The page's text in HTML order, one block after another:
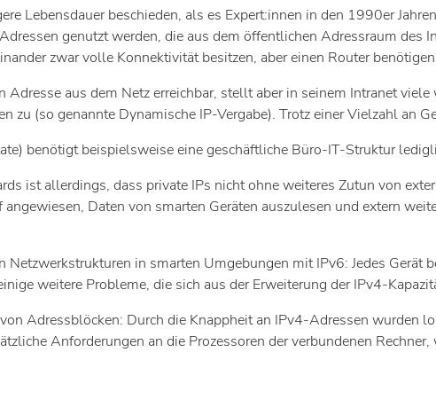
Lebensdauer beschieden, als es Expert:innen in den 1990er
genutzt werden, die aus dem öffentlichen Adressraum des
zwar volle Konnektivität besitzen, aber einen Router
aus dem Netz erreichbar, stellt aber in seinem Intranet
zu (so genannte Dynamische IP-Vergabe). Trotz einer Vielzahl an
benötigt beispielsweise eine geschäftliche Büro-IT-Struktur
ist allerdings, dass private IPs nicht ohne weiteres Zutun von
Daten von smarten Geräten auszulesen und extern
in smarten Umgebungen mit IPv6: Jedes Gerät
weitere Probleme, die sich aus der Erweiterung der IPv4-
Adressblöcken: Durch die Knappheit an IPv4-Adressen wurden
Anforderungen an die Prozessoren der verbundenen